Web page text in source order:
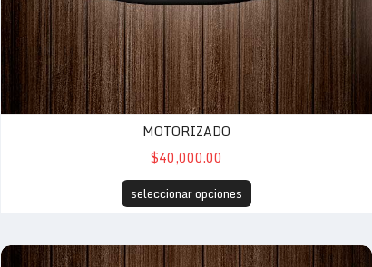
MOTORIZADO
$40,000.00
seleccionar opciones
Motos